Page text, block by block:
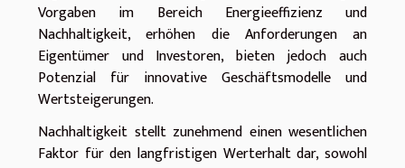
Vorgaben im Bereich Energieeffizienz und
Nachhaltigkeit, erhöhen die Anforderungen an
Eigentümer und Investoren, bieten jedoch auch
Potenzial für innovative Geschäftsmodelle und
Wertsteigerungen.
Nachhaltigkeit stellt zunehmend einen wesentlichen
Faktor für den langfristigen Werterhalt dar, sowohl